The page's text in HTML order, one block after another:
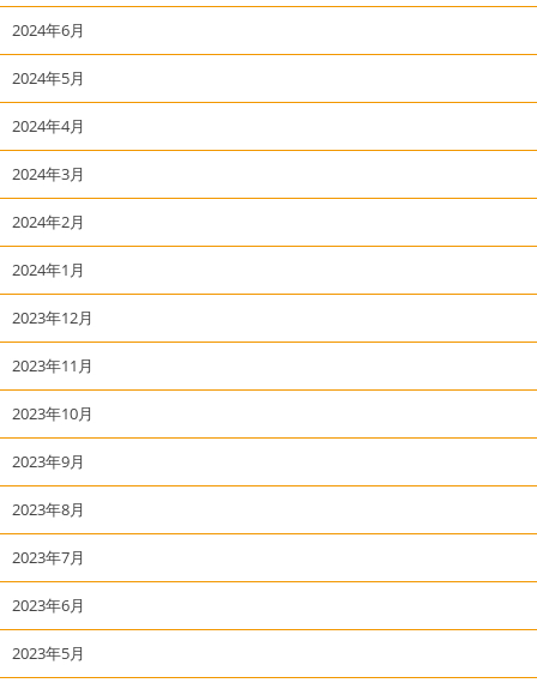
2024年6月
2024年5月
2024年4月
2024年3月
2024年2月
2024年1月
2023年12月
2023年11月
2023年10月
2023年9月
2023年8月
2023年7月
2023年6月
2023年5月